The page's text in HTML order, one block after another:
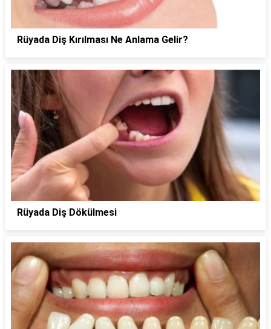
Rüyada Diş Kırılması Ne Anlama Gelir?
Rüyada Diş Dökülmesi